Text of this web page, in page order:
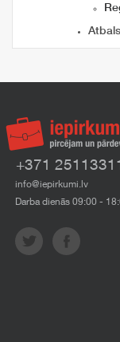
+371
info@iepirkumi.lv
Darba dienās 09:00 -